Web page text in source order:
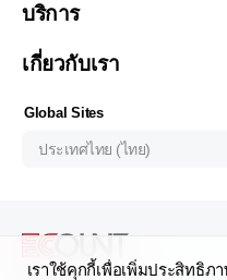
บริการ
เกี่ยวกับเรา
Global Sites
ประเทศไทย (ไทย)
Philipines(English)
Узбекистан (русский)
เราใช้คุกกี้เพื่อเพิ่มประสิทธิ